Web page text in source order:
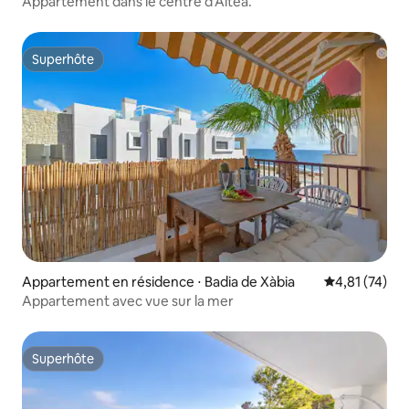
Superhôte
Superhôte
Appartement en résidence ⋅ Badia de Xàbia Évaluation
4,81 (74)
Appartement avec vue sur la mer
Superhôte
Superhôte